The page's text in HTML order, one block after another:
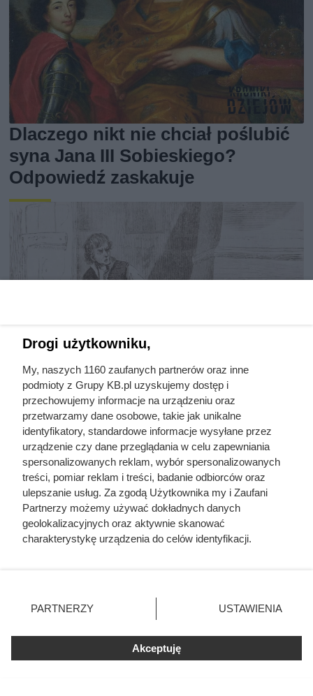
Dlaczego nikt nie chciał poślubić
syna Jana III Sobieskiego?
Odpowiedź zaskakuje
Nie harówka była najgorsza.
Prawdziwy koszmar chłopek
zaczynał się po zamknięciu drzwi
domu
Drogi użytkowniku,
My, naszych 1160 zaufanych partnerów oraz inne
podmioty z Grupy KB.pl uzyskujemy dostęp i
przechowujemy informacje na urządzeniu oraz
przetwarzamy dane osobowe, takie jak unikalne
identyfikatory, standardowe informacje wysyłane przez
urządzenie czy dane przeglądania w celu zapewniania
spersonalizowanych reklam, wybór spersonalizowanych
treści, pomiar reklam i treści, badanie odbiorców oraz
ulepszanie usług. Za zgodą Użytkownika my i Zaufani
Partnerzy możemy używać dokładnych danych
geolokalizacyjnych oraz aktywnie skanować
charakterystykę urządzenia do celów identyfikacji.
zmienić/wycofać klikając przycisk ustawień prywatności
znajdujący się w lewym dolnym rogu strony. Niektóre
użytkownika, ale masz prawo sprzeciwić się takiemu
przetwarzaniu. Preferencje będą miały zastosowania tylko
PARTNERZY USTAWIENIA
Akceptuję